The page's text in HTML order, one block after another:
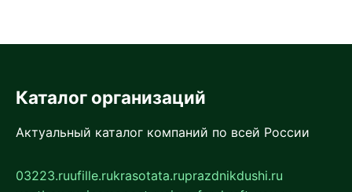
Каталог организаций
Актуальный каталог компаний по всей России
03223.ruufille.rukrasotata.ruprazdnikdushi.ru